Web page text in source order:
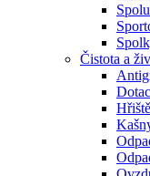
Čistota a